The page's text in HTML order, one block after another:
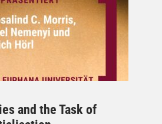
and the Task of